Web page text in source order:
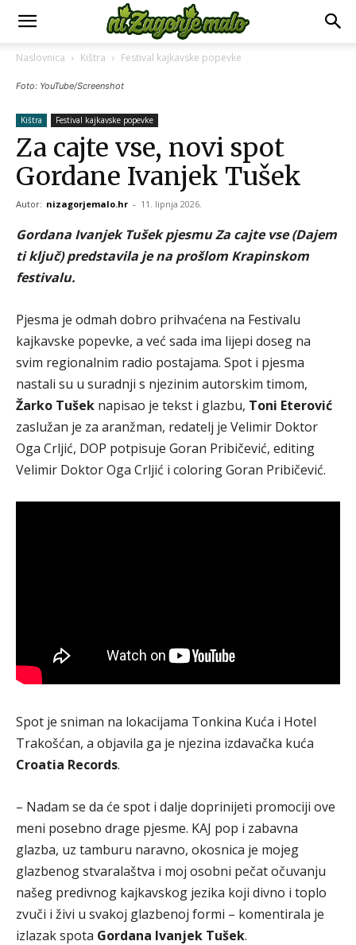
Naslovnica Kištra Festival kajkavske popevke
Foto: YouTube/Screenshot
Kištra Festival kajkavske popevke
Za cajte vse, novi spot
Gordane Ivanjek Tušek
Autor: nizagorjemalo.hr - 11. lipnja 2026.
Gordana Ivanjek Tušek pjesmu Za cajte vse (Dajem
ti ključ) predstavila je na prošlom Krapinskom
festivalu.
Pjesma je odmah dobro prihvaćena na Festivalu
kajkavske popevke, a već sada ima lijepi doseg na
svim regionalnim radio postajama. Spot i pjesma
nastali su u suradnji s njezinim autorskim timom,
Žarko Tušek napisao je tekst i glazbu, Toni Eterović
zaslužan je za aranžman, redatelj je Velimir Doktor
Oga Crljić, DOP potpisuje Goran Pribičević, editing
Velimir Doktor Oga Crljić i coloring Goran Pribičević.
Spot je sniman na lokacijama Tonkina Kuća i Hotel
Trakošćan, a objavila ga je njezina izdavačka kuća
Croatia Records.
– Nadam se da će spot i dalje doprinijeti promociji ove
meni posebno drage pjesme. KAJ pop i zabavna
glazba, uz tamburu naravno, okosnica je mojeg
glazbenog stvaralaštva i moj osobni pečat očuvanju
našeg predivnog kajkavskog jezika koji divno i toplo
zvuči i živi u svakoj glazbenoj formi – komentirala je
izlazak spota Gordana Ivanjek Tušek.